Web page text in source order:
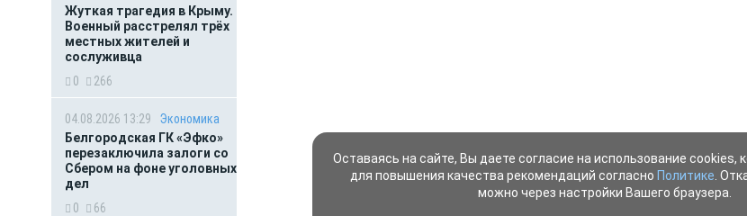
Жуткая трагедия в Крыму.
Военный расстрелял трёх
местных жителей и
сослуживца
0
266
04.08.2026 13:29
Экономика
Белгородская ГК «Эфко»
перезаключила залоги со
Сбером на фоне уголовных
дел
0
66
Оставаясь на сайте, Вы даете согласие на использование cookies,
для повышения качества рекомендаций согласно Политике .
можно через настройки Вашего браузера.